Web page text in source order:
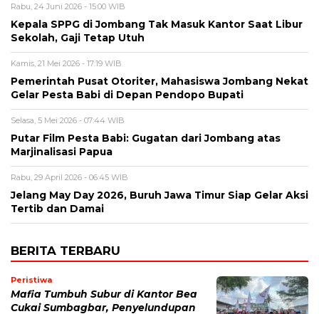
Rabu, 24 Juni 2026 - 15:00 WIB
Kepala SPPG di Jombang Tak Masuk Kantor Saat Libur
Sekolah, Gaji Tetap Utuh
Kamis, 21 Mei 2026 - 17:19 WIB
Pemerintah Pusat Otoriter, Mahasiswa Jombang Nekat
Gelar Pesta Babi di Depan Pendopo Bupati
Selasa, 5 Mei 2026 - 07:44 WIB
Putar Film Pesta Babi: Gugatan dari Jombang atas
Marjinalisasi Papua
Rabu, 29 April 2026 - 06:45 WIB
Jelang May Day 2026, Buruh Jawa Timur Siap Gelar Aksi
Tertib dan Damai
BERITA TERBARU
Peristiwa
Mafia Tumbuh Subur di Kantor Bea
Cukai Sumbagbar, Penyelundupan